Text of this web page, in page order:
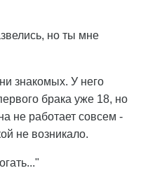
но ты мне
знакомых. У него
брака уже 18, но
не работает совсем -
не возникало.